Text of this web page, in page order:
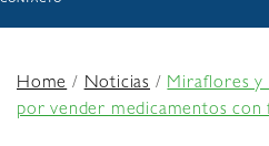
Home/Noticias /Miraflores y
por vender medicamentos con